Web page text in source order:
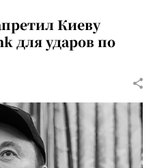
Киеву
для ударов по